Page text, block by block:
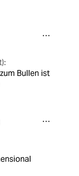
Bullen ist